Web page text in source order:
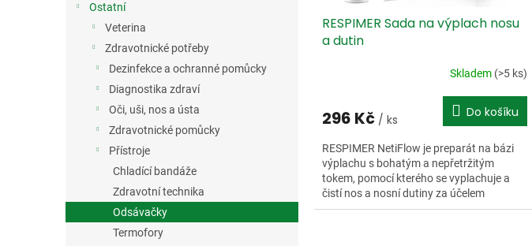
Ostatní
Veterina
Zdravotnické potřeby
Dezinfekce a ochranné pomůcky
Diagnostika zdraví
Oči, uši, nos a ústa
Zdravotnické pomůcky
Přístroje
Chladící bandáže
Zdravotní technika
Odsávačky
Termofory
RESPIMER Sada na výplach nosu
a dutin
Skladem (>5 ks)
296 Kč / ks Do košíku
RESPIMER NetiFlow je preparát na bázi
výplachu s bohatým a nepřetržitým
tokem, pomocí kterého se vyplachuje a
čistí nos a nosní dutiny za účelem
uvolnění, očištění a zklidnění...